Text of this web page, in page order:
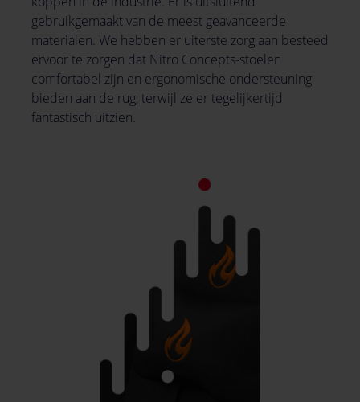
gebruikgemaakt van de meest geavanceerde
materialen. We hebben er uiterste zorg aan besteed
ervoor te zorgen dat Nitro Concepts-stoelen
comfortabel zijn en ergonomische ondersteuning
bieden aan de rug, terwijl ze er tegelijkertijd
fantastisch uitzien.